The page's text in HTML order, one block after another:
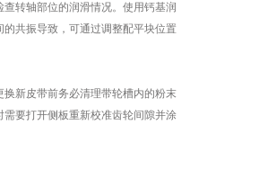
转轴部位的润滑情况。使用钙基润
共振导致，可通过调整配平块位置
新皮带前务必清理带轮槽内的粉末
要打开侧板重新校准齿轮间隙并涂